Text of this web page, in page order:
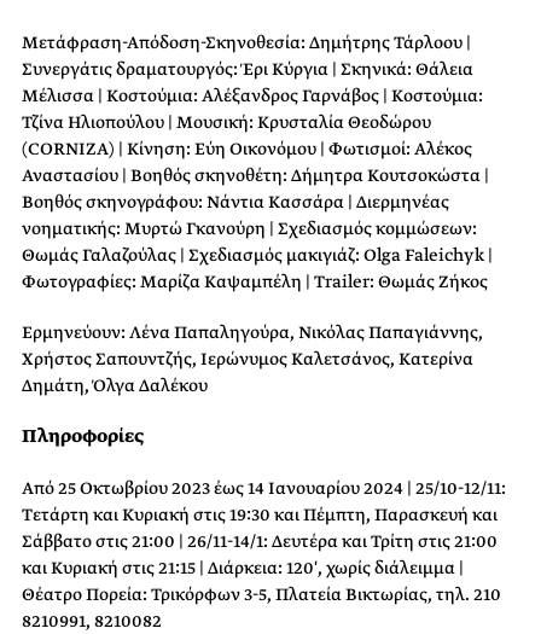
Μετάφραση-Απόδοση-Σκηνοθεσία: Δημήτρης Τάρλοου |
Συνεργάτις δραματουργός: Έρι Κύργια | Σκηνικά: Θάλεια
Μέλισσα | Κοστούμια: Αλέξανδρος Γαρνάβος | Κοστούμια:
Τζίνα Ηλιοπούλου | Μουσική: Κρυσταλία Θεοδώρου
(CORNIZA) | Κίνηση: Εύη Οικονόμου | Φωτισμοί: Αλέκος
Αναστασίου | Βοηθός σκηνοθέτη: Δήμητρα Κουτσοκώστα |
Βοηθός σκηνογράφου: Νάντια Κασσάρα | Διερμηνέας
νοηματικής: Μυρτώ Γκανούρη | Σχεδιασμός κομμώσεων:
Θωμάς Γαλαζούλας | Σχεδιασμός μακιγιάζ: Olga Faleichyk |
Φωτογραφίες: Μαρίζα Καψαμπέλη | Trailer: Θωμάς Ζήκος
Ερμηνεύουν: Λένα Παπαληγούρα, Νικόλας Παπαγιάννης,
Χρήστος Σαπουντζής, Ιερώνυμος Καλετσάνος, Κατερίνα
Δημάτη, Όλγα Δαλέκου
Πληροφορίες
Από 25 Οκτωβρίου 2023 έως 14 Ιανουαρίου 2024 | 25/10-12/11:
Τετάρτη και Κυριακή στις 19:30 και Πέμπτη, Παρασκευή και
Σάββατο στις 21:00 | 26/11-14/1: Δευτέρα και Τρίτη στις 21:00
και Κυριακή στις 21:15 | Διάρκεια: 120′, χωρίς διάλειμμα |
Θέατρο Πορεία: Τρικόρφων 3-5, Πλατεία Βικτωρίας, τηλ. 210
8210991, 8210082